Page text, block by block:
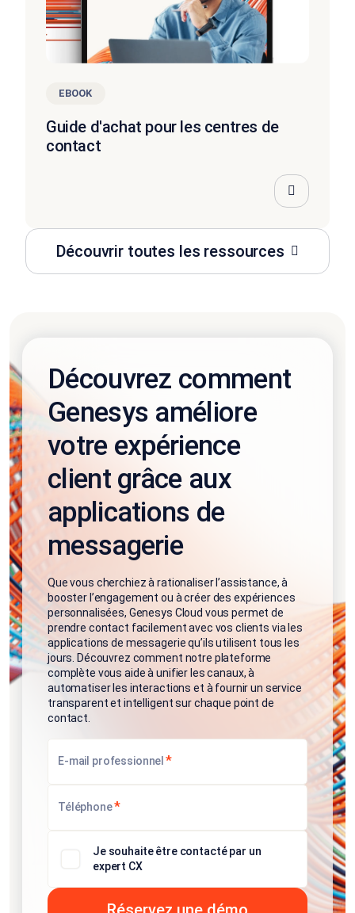
Découvrir toutes les ressources
EBOOK
Guide d'achat pour les centres de
contact
Découvrez comment
Genesys améliore
votre expérience
client grâce aux
applications de
messagerie
Que vous cherchiez à rationaliser l’assistance, à
booster l’engagement ou à créer des expériences
personnalisées, Genesys Cloud vous permet de
prendre contact facilement avec vos clients via les
applications de messagerie qu’ils utilisent tous les
jours. Découvrez comment notre plateforme
complète vous aide à unifier les canaux, à
automatiser les interactions et à fournir un service
transparent et intelligent sur chaque point de
contact.
E-mail professionnel *
Téléphone*
Je souhaite être contacté par un
expert CX